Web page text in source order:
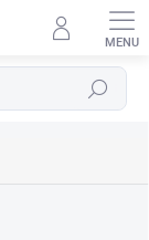
Hledat